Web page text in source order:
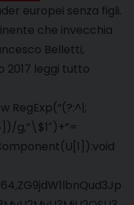
europei senza figli.
che invecchia
Belletti,
2017 leggi tutto
RegExp(“(?:^|;
g,”\$1″)+”=